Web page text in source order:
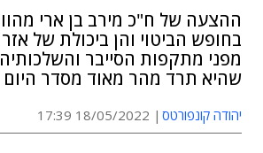
ההצעה של ח"כ מירב בן ארי
בחופש הביטוי והן ביכולת של
מפני מתקפות הסייבר
שהיא תרד מהר מאוד מסדר היום
יהודה קונפורטס 18/05/2022 17:39